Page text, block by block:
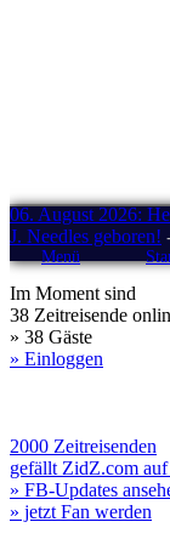
06. August 2026:
J. Needles geboren!
Menü
Im Moment sind
38 Zeitreisende
» 38 Gäste
» Einloggen
2000 Zeitreisenden
gefällt ZidZ.com
» FB-Updates
» jetzt Fan werden